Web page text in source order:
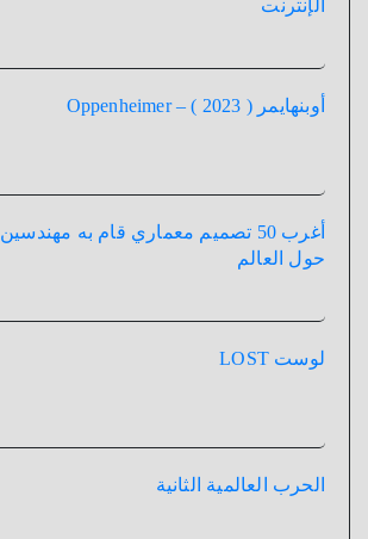
الإنترنت
أوبنهايمر ( 2023 ) – Oppenheimer
أغرب 50 تصميم معماري قام به مهندسين
حول العالم
لوست LOST
الحرب العالمية الثانية